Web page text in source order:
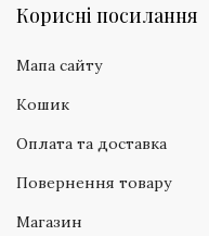
Корисні посилання
Мапа сайту
Кошик
Оплата та доставка
Повернення товару
Магазин